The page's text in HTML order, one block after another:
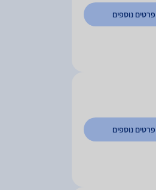
פרטים נוספים
פרטים נוספים